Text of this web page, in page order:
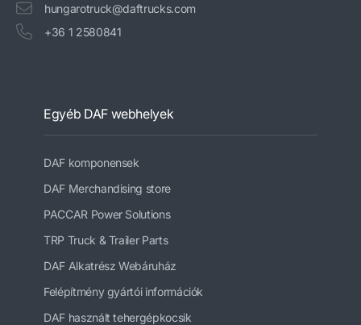
hungarotruck@daftrucks.com
+36 1 2580841
Egyéb DAF webhelyek
DAF komponensek
DAF Merchandising store
PACCAR Power Solutions
TRP Truck & Trailer Parts
DAF Alkatrész Webáruház
Felépítmény gyártói információk
DAF használt tehergépkocsik